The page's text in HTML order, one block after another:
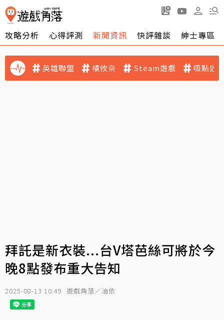
攻略分析 心得評測 新聞資訊 快評雜談 紳士專區
英雄聯盟 橘攸奈 Steam遊戲 吸點迷
拜託是新衣裝...台V塔芭絲可將於今
晚8點發布重大告知
2025-08-13 10:49 遊戲角落／油依